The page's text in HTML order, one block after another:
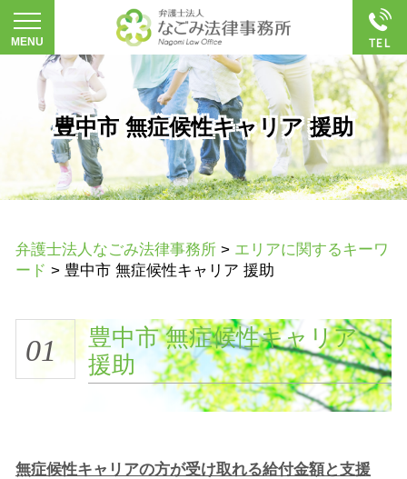
豊中市 無症候性キャリア 援助
弁護士法人なごみ法律事務所 > エリアに関するキーワ
ード > 豊中市 無症候性キャリア 援助
01
豊中市 無症候性キャリア
援助
無症候性キャリアの方が受け取れる給付金額と支援